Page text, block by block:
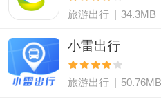
旅游出行 | 34.3MB
小雷出行
旅游出行 | 50.76MB